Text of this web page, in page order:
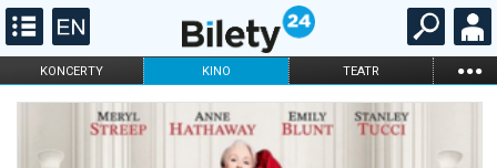
KONCERTY KINO TEATR ...
FILHARMONIA OPERA I BALET
STAND-UP
DLA DZIECI
ONLINE KARNETY